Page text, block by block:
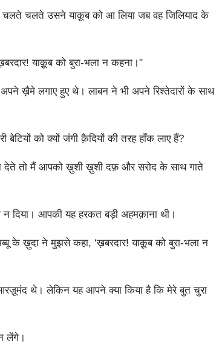
चलते चलते उसने याक़ूब को आ लिया जब वह जिलियाद के
याक़ूब को बुरा-भला न कहना।"
ख़ैमे लगाए हुए थे। लाबन ने भी अपने रिश्तेदारों के साथ
को क्यों जंगी क़ैदियों की तरह हाँक लाए हैं?
देते तो मैं आपको ख़ुशी ख़ुशी दफ़ और सरोद के साथ गाते
दिया। आपकी यह हरकत बड़ी अहमक़ाना थी।
के ख़ुदा ने मुझसे कहा, ‘ख़बरदार! याक़ूब को बुरा-भला न
थे। लेकिन यह आपने क्या किया है कि मेरे बुत चुरा
लेंगे।